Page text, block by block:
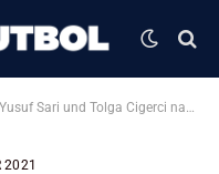
Sari und Tolga Cigerci nach
2021